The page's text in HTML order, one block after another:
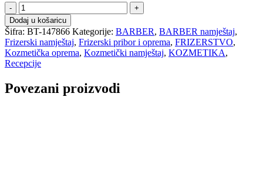
C
Recepcija
crno-
zlatna
-
GABBIANO
količina
Dodaj u košaricu
Šifra: BT-147866 Kategorije: BARBER, BARBER namještaj,
Frizerski namještaj, Frizerski pribor i oprema, FRIZERSTVO,
Kozmetička oprema, Kozmetički namještaj, KOZMETIKA,
Recepcije
Povezani proizvodi